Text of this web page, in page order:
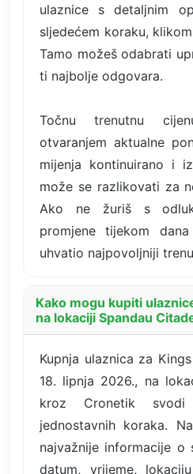
ulaznice s detaljnim
sljedećem koraku,
Tamo možeš odabrati
ti najbolje odgovara.
Točnu trenutnu
otvaranjem aktualne
mijenja kontinuirano i
može se razlikovati za
Ako ne žuriš s
promjene tijekom
uhvatio najpovoljniji
Kako mogu kupiti
na lokaciji Spandau
Kupnja ulaznica za
18. lipnja 2026., na
kroz Cronetik
jednostavnih koraka.
najvažnije informacije
datum, vrijeme,